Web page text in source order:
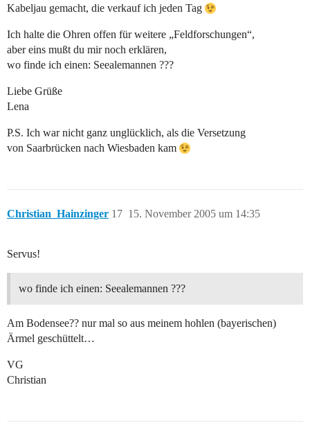
Kabeljau gemacht, die verkauf ich jeden Tag
Ich halte die Ohren offen für weitere „Feldforschungen“,
aber eins mußt du mir noch erklären,
wo finde ich einen: Seealemannen ???
Liebe Grüße
Lena
P.S. Ich war nicht ganz unglücklich, als die Versetzung
von Saarbrücken nach Wiesbaden kam
Christian_Hainzinger 15. November 2005 um 14:35
17
Servus!
wo finde ich einen: Seealemannen ???
Am Bodensee?? nur mal so aus meinem hohlen (bayerischen)
Ärmel geschüttelt…
VG
Christian